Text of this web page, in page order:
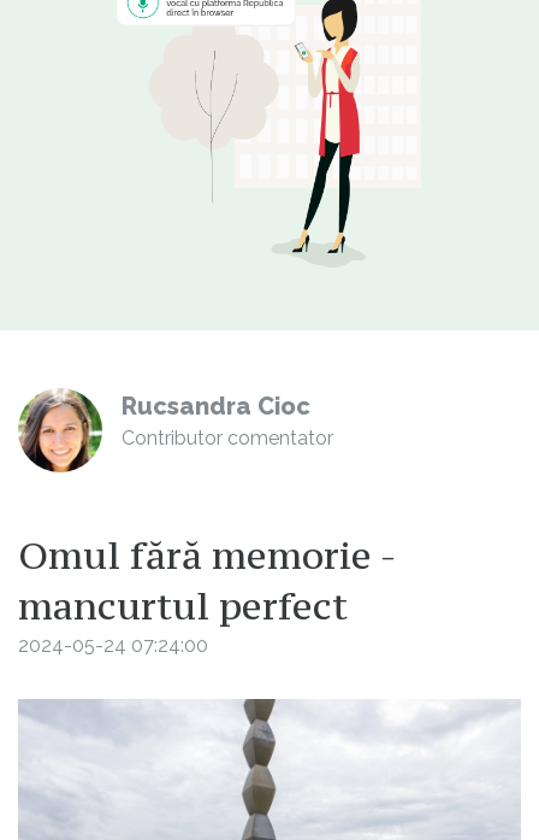
Rucsandra Cioc
Contributor comentator
Omul fără memorie -
mancurtul perfect
2024-05-24 07:24:00